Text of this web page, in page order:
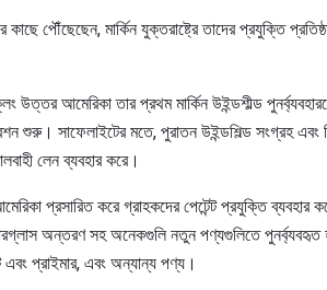
পৌঁছেছেন, মার্কিন যুক্তরাষ্ট্রে তাদের প্রযুক্তি
উত্তর আমেরিকা তার প্রথম মার্কিন উইন্ডশীল্ড
শুরু। সাফেলাইটের মতে, পুরাতন উইন্ডশিল্ড সংগ্রহ এবং
লেন ব্যবহার করে।
প্রসারিত করে গ্রাহকদের পেটেন্ট প্রযুক্তি
অন্তরণ সহ অনেকগুলি নতুন পণ্যগুলিতে পুনর্ব্যবহৃত
এবং প্রাইমার, এবং অন্যান্য পণ্য।